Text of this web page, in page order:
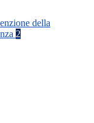
della
2